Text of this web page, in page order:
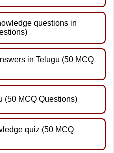
questions in
in Telugu (50 MCQ
(50 MCQ Questions)
quiz (50 MCQ